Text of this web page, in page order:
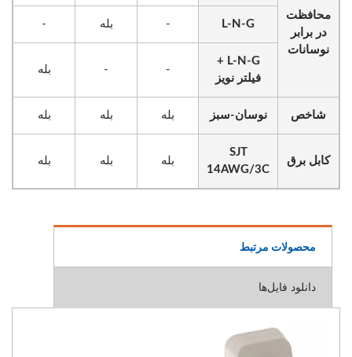
محافظت
در برابر
نوسانات
L-N-G
- بله -
L-N-G +
فیلتر نویز
-
- بله
شاخص نوسان-سبز بله بله بله
کابل برق
SJT
14AWG/3C
بله بله بله
محصولات مرتبط
دانلود فایل‌ها